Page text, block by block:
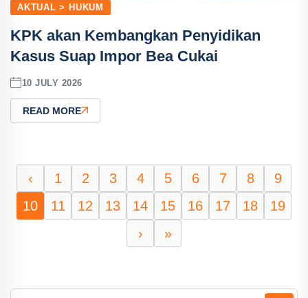
AKTUAL > HUKUM
KPK akan Kembangkan Penyidikan
Kasus Suap Impor Bea Cukai
10 JULY 2026
READ MORE
‹ 1 2 3 4 5 6 7 8
9
10
11 12 13 14 15 16 17 18
19
›
»